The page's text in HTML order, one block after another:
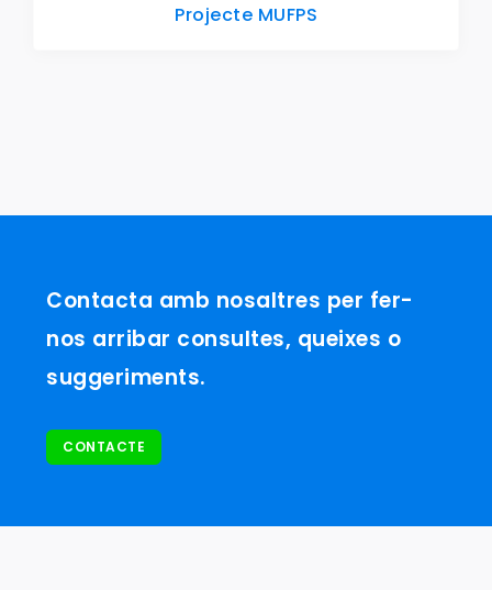
Projecte MUFPS
Contacta amb nosaltres per fer-
nos arribar consultes, queixes o
suggeriments.
CONTACTE